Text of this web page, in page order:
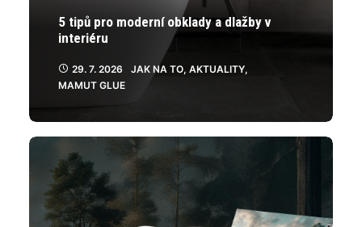
5 tipů pro moderní obklady a dlažby v
interiéru
29. 7. 2026 JAK NA TO, AKTUALITY,
MAMUT GLUE